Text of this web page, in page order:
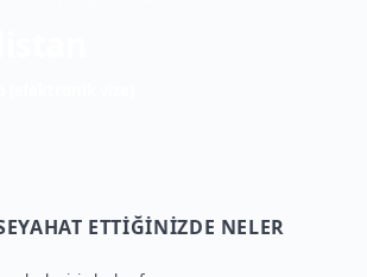
ETTIĞINIZDE NELER